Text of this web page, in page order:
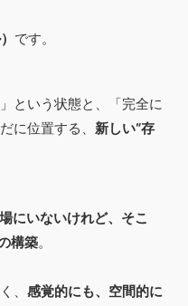
です。
という状態と、「完全に
に位置する、 新しい“存
にいないけれど、そこ
構築。
、 感覚的にも、空間的に